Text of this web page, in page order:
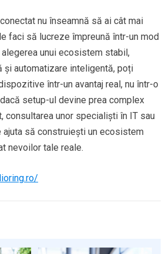
nu înseamnă să ai cât mai
faci să lucreze împreună într-un mod
unui ecosistem stabil,
și automatizare inteligentă, poți
într-un avantaj real, nu într-o
setup-ul devine prea complex
consultarea unor specialiști în IT sau
să construiești un ecosistem
nevoilor tale reale.